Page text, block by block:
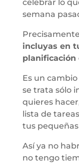
celebrar lo
semana
incluyas en
planificación
Es un
se trata sólo
quieres
lista de
tus
Así ya no
no tengo